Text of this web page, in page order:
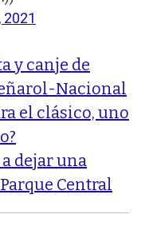
2021
y canje de
Nacional
el clásico, uno
dejar una
Central